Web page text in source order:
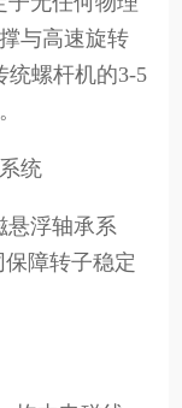
与高速旋转
统螺杆机的3-5
统
悬浮轴承系
障转子稳定